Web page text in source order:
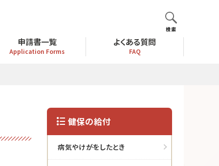
検索
申請書一覧
Application Forms
よくある質問
FAQ
健保の給付
病気やけがをしたとき